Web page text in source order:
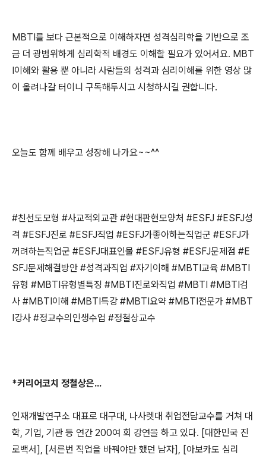
MBTI를 보다 근본적으로 이해하자면 성격심리학을 기반으로 조
금 더 광범위하게 심리학적 배경도 이해할 필요가 있어서요. MBT
I이해와 활용 뿐 아니라 사람들의 성격과 심리이해를 위한 영상 많
이 올려나갈 터이니 구독해두시고 시청하시길 권합니다.
오늘도 함께 배우고 성장해 나가요~~^^
#친선도모형 #사교적외교관 #현대판현모양처 #ESFJ #ESFJ성
격 #ESFJ진로 #ESFJ직업 #ESFJ가좋아하는직업군 #ESFJ가
꺼려하는직업군 #ESFJ대표인물 #ESFJ유형 #ESFJ문제점 #E
SFJ문제해결방안 #성격과직업 #자기이해 #MBTI교육 #MBTI
유형 #MBTI유형별특징 #MBTI진로와직업 #MBTI #MBTI검
사 #MBTI이해 #MBTI특강 #MBTI요약 #MBTI전문가 #MBT
I강사 #정교수의인생수업 #정철상교수
*커리어코치 정철상은...
인재개발연구소 대표로 대구대, 나사렛대 취업전담교수를 거쳐 대
학, 기업, 기관 등 연간 200여 회 강연을 하고 있다. [대한민국 진
로백서], [서른번 직업을 바꿔야만 했던 남자], [아보카도 심리